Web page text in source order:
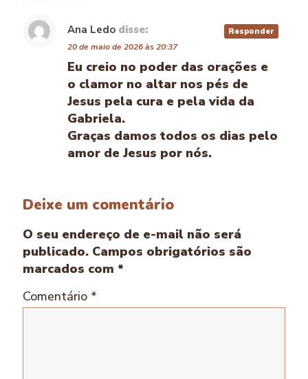
Ana Ledo disse:
20 de maio de 2026 às 20:37
Eu creio no poder das orações e
o clamor no altar nos pés de
Jesus pela cura e pela vida da
Gabriela.
Graças damos todos os dias pelo
amor de Jesus por nós.
Responder
Deixe um comentário
O seu endereço de e-mail não será
publicado. Campos obrigatórios são
marcados com *
Comentário *